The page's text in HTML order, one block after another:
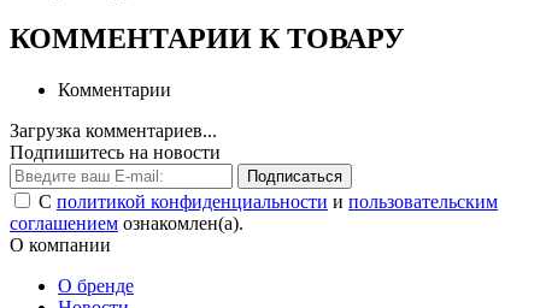
КОММЕНТАРИИ К ТОВАРУ
Комментарии
Загрузка комментариев...
Подпишитесь на новости
Подписаться
С политикой конфиденциальности и пользовательским
соглашением ознакомлен(а).
О компании
О бренде